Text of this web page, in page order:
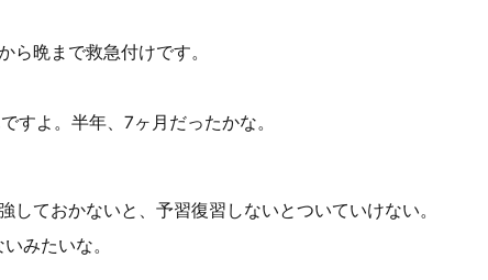
ら晩まで救急付けです。
すよ。半年、7ヶ月だったかな。
ておかないと、予習復習しないとついていけない。
みたいな。